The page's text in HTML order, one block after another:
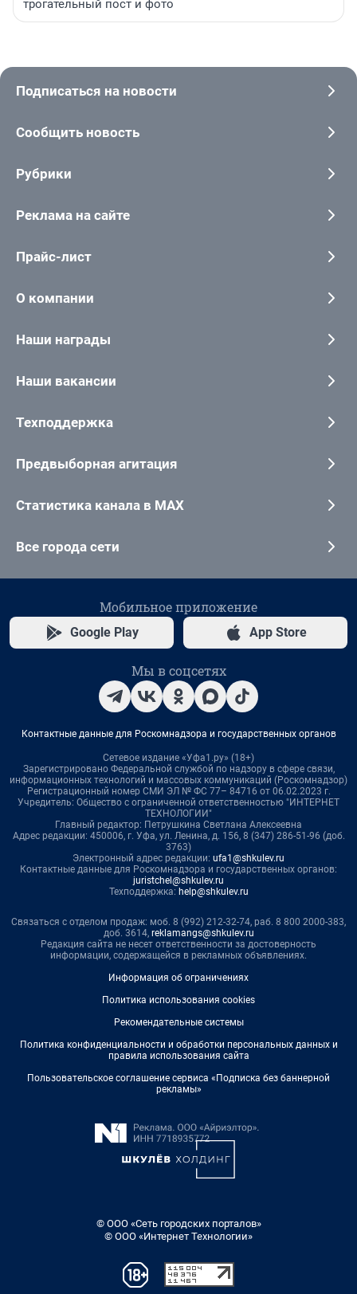
трогательный пост и фото
Подписаться на новости
Сообщить новость
Рубрики
Реклама на сайте
Прайс-лист
О компании
Наши награды
Наши вакансии
Техподдержка
Предвыборная агитация
Статистика канала в MAX
Все города сети
Мобильное приложение
Google Play App Store
Мы в соцсетях
Контактные данные для Роскомнадзора и государственных органов
Сетевое издание «Уфа1.ру» (18+)
Зарегистрировано Федеральной службой по надзору в сфере связи,
информационных технологий и массовых коммуникаций (Роскомнадзор)
Регистрационный номер СМИ ЭЛ № ФС 77– 84716 от 06.02.2023 г.
Учредитель: Общество с ограниченной ответственностью "ИНТЕРНЕТ
ТЕХНОЛОГИИ"
Главный редактор: Петрушкина Светлана Алексеевна
Адрес редакции: 450006, г. Уфа, ул. Ленина, д. 156, 8 (347) 286-51-96 (доб.
3763)
Электронный адрес редакции: ufa1@shkulev.ru
Контактные данные для Роскомнадзора и государственных органов:
juristchel@shkulev.ru
Техподдержка: help@shkulev.ru
Связаться с отделом продаж: моб. 8 (992) 212-32-74, раб. 8 800 2000-383,
доб. 3614, reklamangs@shkulev.ru
Редакция сайта не несет ответственности за достоверность
информации, содержащейся в рекламных объявлениях.
Информация об ограничениях
Политика использования cookies
Рекомендательные системы
Политика конфиденциальности и обработки персональных данных и
правила использования сайта
Пользовательское соглашение сервиса «Подписка без баннерной
рекламы»
© ООО «Сеть городских порталов»
© ООО «Интернет Технологии»